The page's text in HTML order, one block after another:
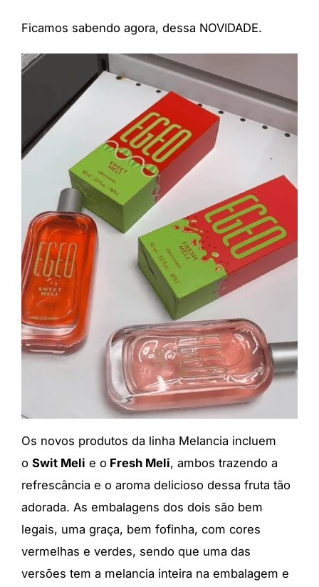
Ficamos sabendo agora, dessa NOVIDADE.
Os novos produtos da linha Melancia incluem
o Swit Meli e o Fresh Meli, ambos trazendo a
refrescância e o aroma delicioso dessa fruta tão
adorada. As embalagens dos dois são bem
legais, uma graça, bem fofinha, com cores
vermelhas e verdes, sendo que uma das
versões tem a melancia inteira na embalagem e